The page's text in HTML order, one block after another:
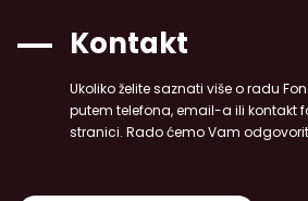
Kontakt
Ukoliko želite saznati više o radu
putem telefona, email-a ili kontakt
stranici. Rado ćemo Vam